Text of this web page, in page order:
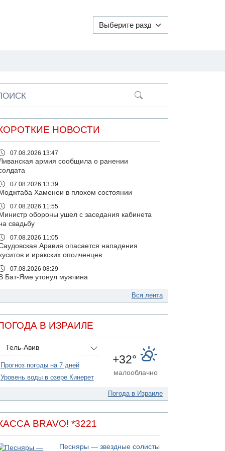
НОВОСТИ
07.08.2026 13:47
армия сообщила о ранении
07.08.2026 13:39
Моджтаба Хаменеи в плохом состоянии
07.08.2026 11:55
Министр обороны ушел с заседания кабинета
свадьбу
07.08.2026 11:05
Аравия опасается нападения
и иракских ополченцев
07.08.2026 08:29
В Бат-Яме утонул мужчина
07.08.2026 06:47
от Бейт-Шемеша погиб
07.08.2026 06:24
Саудовская Аравия сообщает о нападении
хуситов
06.08.2026 13:43
электрической компании
06.08.2026 13:07
Кирьят-Арбы пожар на местности
Вся лента
В ИЗРАИЛЕ
Тель-Авив
Прогноз погоды на 7 дней
Уровень воды в озере Кинерет
+32°
малооблачно
Погода в Израиле
BRAVO! *3221
Песняры — звездные солисты